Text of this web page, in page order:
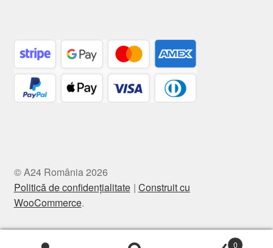
© A24 România 2026
Politică de confidențialitate Construit cu
WooCommerce.
0